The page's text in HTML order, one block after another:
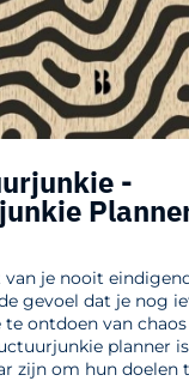
-
van je nooit
gevoel dat je nog
ontdoen van chaos
planner
zijn om hun doelen